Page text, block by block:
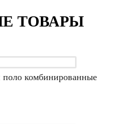
ТОВАРЫ
комбинированные